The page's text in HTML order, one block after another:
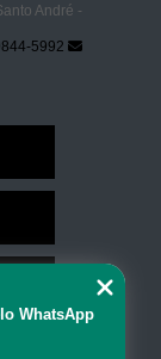
André -
5992
WhatsApp